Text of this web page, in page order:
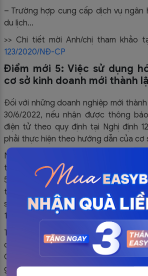
– Trường hợp cung cấp dịch vụ ngân
du lịch…
>> Chi tiết mời Anh/chị tham khảo
123/2020/NĐ-CP
Điểm mới 5: Việc sử dụng
cơ sở kinh doanh mới thành
Đối với những doanh nghiệp mới
30/6/2022, nếu nhận được thông
điện tử theo quy định tại Nghị định
phải thực hiện theo hướng dẫn của cơ
Nếu chưa đáp ứng về điều kiện hạ
tục dùng hóa đơn theo quy định
51/2010/NĐ-CP và Nghị định 04/
thực hiện gửi dữ liệu hóa đơn đến cơ
số 03/DL-HĐĐT Phụ lục 1A ban hành
123/2020 cùng với việc nộp tờ khai
Theo đó, từ ngày 01/7/2022 những
chứng từ sẽ được áp dụng theo
CP. Doanh nghiệp tổ chức được tiếp
giấy đến hết 30/6/2020, tuy nhiên